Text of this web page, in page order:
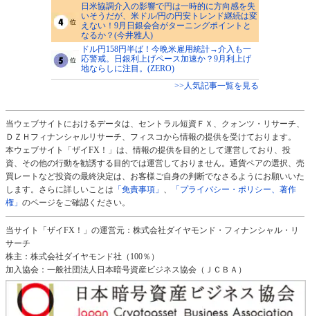
日米協調介入の影響で円は一時的に方向感を失
いそうだが、米ドル/円の円安トレンド継続は変
えない！9月日銀会合がターニングポイントと
なるか？(今井雅人)
ドル円158円半ば！今晩米雇用統計→介入も一
応警戒。日銀利上げペース加速か？9月利上げ
地ならしに注目。(ZERO)
>>人気記事一覧を見る
当ウェブサイトにおけるデータは、セントラル短資ＦＸ、クォンツ・リサーチ、
ＤＺＨフィナンシャルリサーチ、フィスコから情報の提供を受けております。
本ウェブサイト「ザイFX！」は、情報の提供を目的として運営しており、投
資、その他の行動を勧誘する目的では運営しておりません。通貨ペアの選択、売
買レートなど投資の最終決定は、お客様ご自身の判断でなさるようにお願いいた
します。さらに詳しいことは 「免責事項」 、
「プライバシー・ポリシー、著作
権」 のページをご確認ください。
当サイト「ザイFX！」の運営元：株式会社ダイヤモンド・フィナンシャル・リ
サーチ
株主：株式会社ダイヤモンド社（100％）
加入協会：一般社団法人日本暗号資産ビジネス協会（ＪＣＢＡ）